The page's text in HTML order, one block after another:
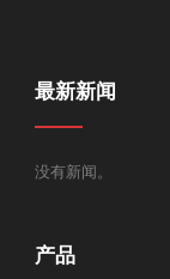
最新新闻
没有新闻。
产品